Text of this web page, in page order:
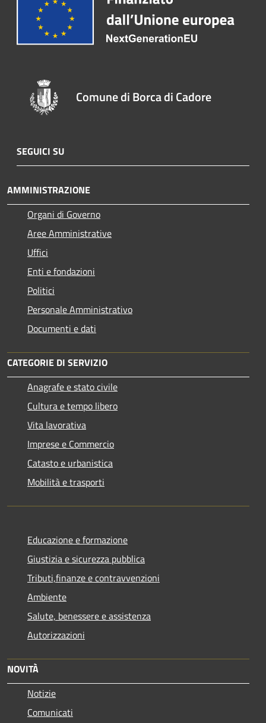
Comune di Borca di Cadore
SEGUICI SU
AMMINISTRAZIONE
Organi di Governo
Aree Amministrative
Uffici
Enti e fondazioni
Politici
Personale Amministrativo
Documenti e dati
CATEGORIE DI SERVIZIO
Anagrafe e stato civile
Cultura e tempo libero
Vita lavorativa
Imprese e Commercio
Catasto e urbanistica
Mobilità e trasporti
Educazione e formazione
Giustizia e sicurezza pubblica
Tributi,finanze e contravvenzioni
Ambiente
Salute, benessere e assistenza
Autorizzazioni
NOVITÀ
Notizie
Comunicati